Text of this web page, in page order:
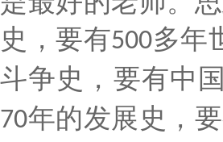
史，要有500多年
斗争史，要有中
70年的发展史，